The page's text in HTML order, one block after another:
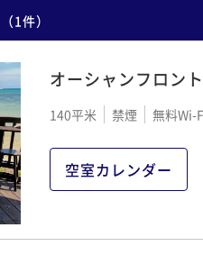
（1件）
オーシャンフロン
140平米 禁煙 無料Wi-
空室カレンダー